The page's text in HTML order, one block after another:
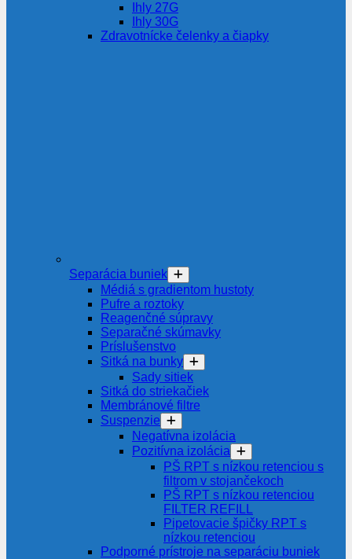
Ihly 27G
Ihly 30G
Zdravotnícke čelenky a čiapky
Separácia buniek
Médiá s gradientom hustoty
Pufre a roztoky
Reagenčné súpravy
Separačné skúmavky
Príslušenstvo
Sitká na bunky
Sady sitiek
Sitká do striekačiek
Membránové filtre
Suspenzie
Negatívna izolácia
Pozitívna izolácia
PŠ RPT s nízkou retenciou s
filtrom v stojančekoch
PŠ RPT s nízkou retenciou
FILTER REFILL
Pipetovacie špičky RPT s
nízkou retenciou
Podporné prístroje na separáciu buniek